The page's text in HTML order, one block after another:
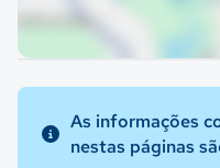
As informações
nestas páginas